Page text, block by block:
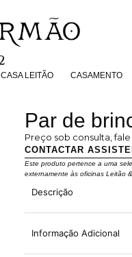
CASA LEITÃO CASAMENTO
CASA LEITÃO
Par de
Preço sob consulta,
CONTACTAR
Este produto pertence a uma
externamente às oficinas Leitão
Descrição
Informação Adicional